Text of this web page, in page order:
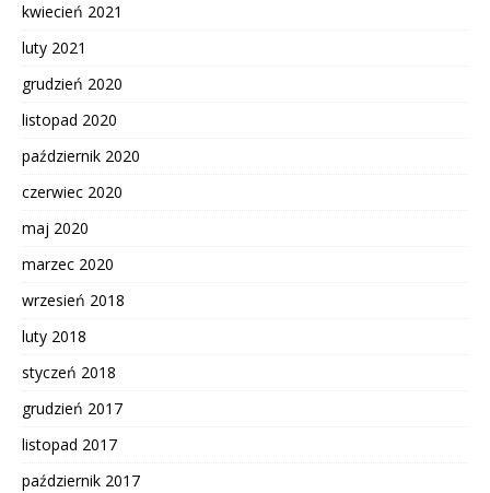
kwiecień 2021
luty 2021
grudzień 2020
listopad 2020
październik 2020
czerwiec 2020
maj 2020
marzec 2020
wrzesień 2018
luty 2018
styczeń 2018
grudzień 2017
listopad 2017
październik 2017